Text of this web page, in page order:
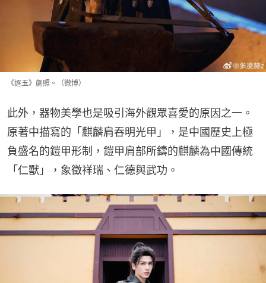
《逐玉》劇照。（微博）
此外，器物美學也是吸引海外觀眾喜愛的原因之一。
原著中描寫的「麒麟肩吞明光甲」，是中國歷史上極
負盛名的鎧甲形制，鎧甲肩部所鑄的麒麟為中國傳統
「仁獸」，象徵祥瑞、仁德與武功。